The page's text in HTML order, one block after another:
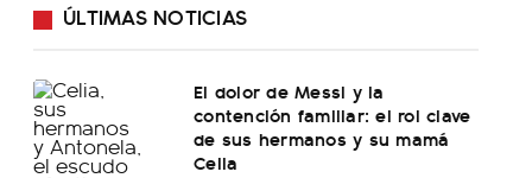
ÚLTIMAS NOTICIAS
El dolor de Messi y la
contención familiar: el rol clave
de sus hermanos y su mamá
Celia